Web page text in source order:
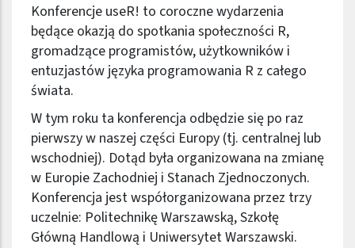
Konferencje useR! to coroczne wydarzenia
będące okazją do spotkania społeczności R,
gromadzące programistów, użytkowników i
entuzjastów języka programowania R z całego
świata.
W tym roku ta konferencja odbędzie się po raz
pierwszy w naszej części Europy (tj. centralnej lub
wschodniej). Dotąd była organizowana na zmianę
w Europie Zachodniej i Stanach Zjednoczonych.
Konferencja jest współorganizowana przez trzy
uczelnie: Politechnikę Warszawską, Szkołę
Główną Handlową i Uniwersytet Warszawski.